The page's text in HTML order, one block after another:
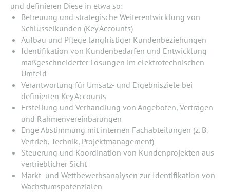
und definieren Diese in etwa so:
Betreuung und strategische Weiterentwicklung von
Schlüsselkunden (Key Accounts)
Aufbau und Pflege langfristiger Kundenbeziehungen
Identifikation von Kundenbedarfen und Entwicklung
maßgeschneiderter Lösungen im elektrotechnischen
Umfeld
Verantwortung für Umsatz- und Ergebnisziele bei
definierten Key Accounts
Erstellung und Verhandlung von Angeboten, Verträgen
und Rahmenvereinbarungen
Enge Abstimmung mit internen Fachabteilungen (z. B.
Vertrieb, Technik, Projektmanagement)
Steuerung und Koordination von Kundenprojekten aus
vertrieblicher Sicht
Markt- und Wettbewerbsanalysen zur Identifikation von
Wachstumspotenzialen